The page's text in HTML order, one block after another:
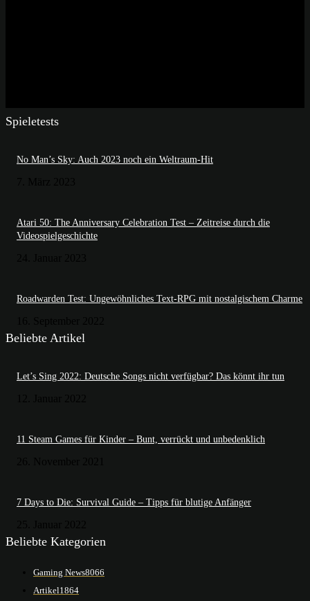
Spieletests
No Man’s Sky: Auch 2023 noch ein Weltraum-Hit
Atari 50: The Anniversary Celebration Test – Zeitreise durch die
Videospielgeschichte
Roadwarden Test: Ungewöhnliches Text-RPG mit nostalgischem Charme
Beliebte Artikel
Let’s Sing 2022: Deutsche Songs nicht verfügbar? Das könnt ihr tun
11 Steam Games für Kinder – Bunt, verrückt und unbedenklich
7 Days to Die: Survival Guide – Tipps für blutige Anfänger
Beliebte Kategorien
Gaming News8066
Artikel1864